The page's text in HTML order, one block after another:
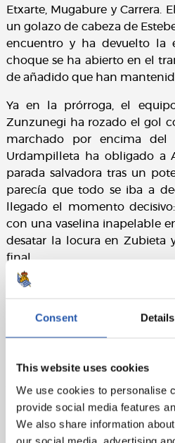
Consent Details
This website uses cookies
We use cookies to personalise
provide social media features
We also share information
our social media, advertising
Etxarte, Mugabure y Carrera.
un golazo de cabeza de
encuentro y ha devuelto la
choque se ha abierto en el
de añadido que han
Ya en la prórroga, el
Zunzunegi ha rozado el gol
marchado por encima del
Urdampilleta ha obligado a
parada salvadora tras un
parecía que todo se iba a
llegado el momento
con una vaselina inapelable
desatar la locura en Zubieta
final.
Un triunfo épico, de los que
dejado de creer. El último
ascenso, será a doble
Real Sociedad B:Mendiburu,
87), Azpirotz, Soroa,